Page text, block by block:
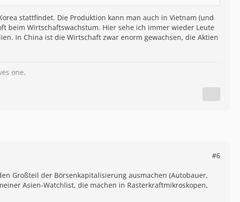
stattfindet. Die Produktion kann man auch in Vietnam (und
beim Wirtschaftswachstum. Hier sehe ich immer wieder Leute
In China ist die Wirtschaft zwar enorm gewachsen, die Aktien
one.
#6
Großteil der Börsenkapitalisierung ausmachen (Autobauer,
Asien-Watchlist, die machen in Rasterkraftmikroskopen,